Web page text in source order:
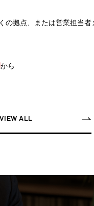
の拠点、または営業担当者
から
VIEW ALL